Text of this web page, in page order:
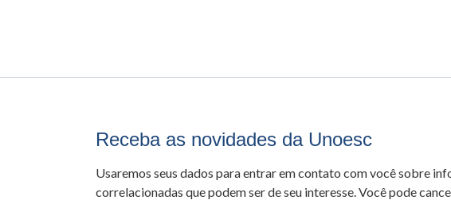
Receba as novidades da Unoesc
Usaremos seus dados para entrar em contato com você sobre
correlacionadas que podem ser de seu interesse. Você pode